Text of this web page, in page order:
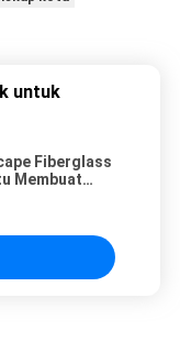
untuk
Fiberglass
Membuat